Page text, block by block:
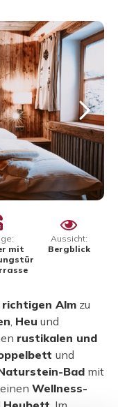
mit
Aussicht:
Bergblick
richtigen Alm zu
, Heu und
rustikalen und
und
Bad mit
Wellness-